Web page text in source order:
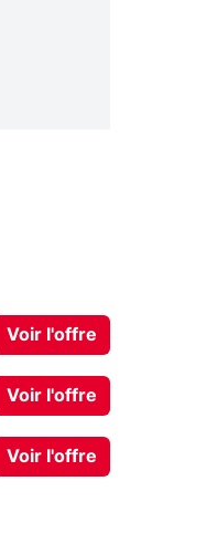
Voir l'offre
Voir l'offre
Voir l'offre